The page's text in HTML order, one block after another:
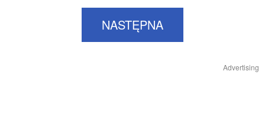
NASTĘPNA
Advertising